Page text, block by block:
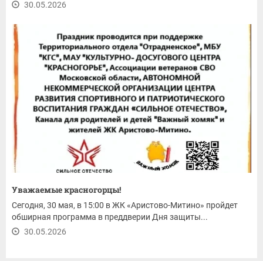
30.05.2026
Уважаемые красногорцы!
Сегодня, 30 мая, в 15:00 в ЖК «Аристово-Митино» пройдет
обширная программа в преддверии Дня защиты...
30.05.2026